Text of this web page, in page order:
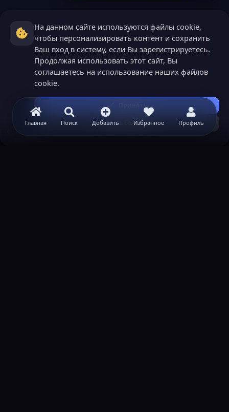
Главная Поиск Добавить Избранное Профиль
Roblox
На данном сайте используются файлы cookie,
чтобы персонализировать контент и сохранить
Ваш вход в систему, если Вы зарегистрируетесь.
Продолжая использовать этот сайт, Вы
соглашаетесь на использование наших файлов
cookie.
Принять
Узнать больше...